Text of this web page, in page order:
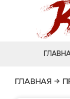
ГЛАВНАЯ →